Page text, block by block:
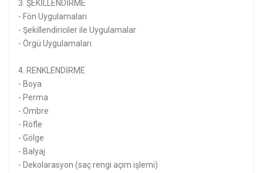
3. ŞEKİLLENDİRME
- Fön Uygulamaları
- Şekillendiriciler ile Uygulamalar
- Örgü Uygulamaları
4. RENKLENDİRME
- Boya
- Perma
- Ombre
- Röfle
- Gölge
- Balyaj
- Dekolarasyon (saç rengi açım işlemi)